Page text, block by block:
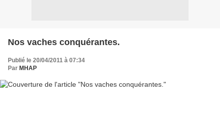
Nos vaches conquérantes.
Publié le 20/04/2011 à 07:34
Par MHAP